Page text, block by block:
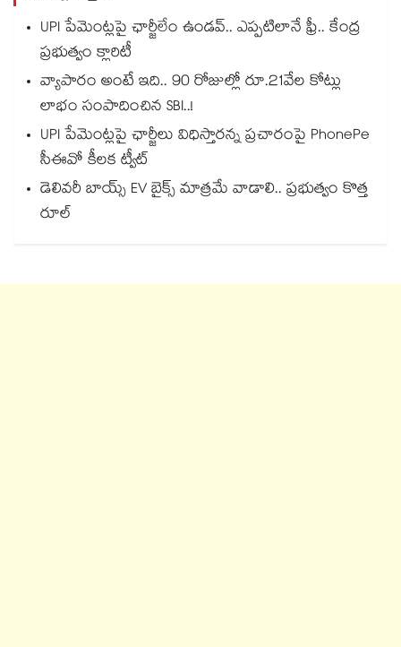
UPI పేమెంట్లపై ఛార్జీలేం ఉండవ్.. ఎప్పటిలానే ఫ్రీ.. కేంద్ర
ప్రభుత్వం క్లారిటీ
వ్యాపారం అంటే ఇది.. 90 రోజుల్లో రూ.21వేల కోట్లు
లాభం సంపాదించిన SBI..!
UPI పేమెంట్లపై ఛార్జీలు విధిస్తారన్న ప్రచారంపై PhonePe
సీఈవో కీలక ట్వీట్
డెలివరీ బాయ్స్ EV బైక్స్ మాత్రమే వాడాలి.. ప్రభుత్వం కొత్త
రూల్